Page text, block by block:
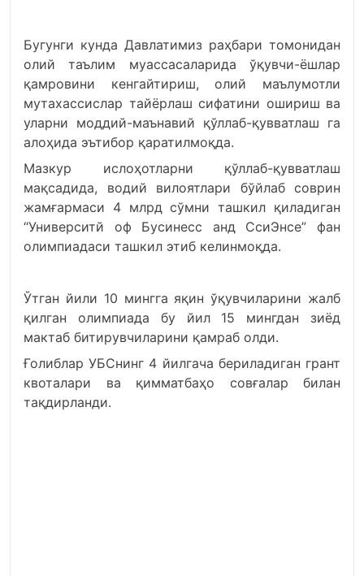
Бугунги кунда Давлатимиз раҳбари томонидан
олий таълим муассасаларида ўқувчи-ёшлар
қамровини кенгайтириш, олий маълумотли
мутахассислар тайёрлаш сифатини ошириш ва
уларни моддий-маънавий қўллаб-қувватлаш га
алоҳида эътибор қаратилмоқда.
Мазкур ислоҳотларни қўллаб-қувватлаш
мақсадида, водий вилоятлари бўйлаб соврин
жамғармаси 4 млрд сўмни ташкил қиладиган
“Университй оф Бусинесс анд СcиЭнcе” фан
олимпиадаси ташкил этиб келинмоқда.
Ўтган йили 10 мингга яқин ўқувчиларини жалб
қилган олимпиада бу йил 15 мингдан зиёд
мактаб битирувчиларини қамраб олди.
Ғолиблар УБСнинг 4 йилгача бериладиган грант
квоталари ва қимматбаҳо совғалар билан
тақдирланди.